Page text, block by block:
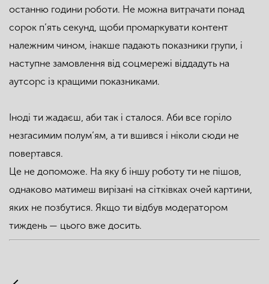
останню години роботи. Не можна витрачати понад
сорок п’ять секунд, щоби промаркувати контент
належним чином, інакше падають показники групи, і
наступне замовлення від соцмережі віддадуть на
аутсорс із кращими показниками.
Іноді ти жадаєш, аби так і сталося. Аби все горіло
незгасимим полум’ям, а ти вшився і ніколи сюди не
повертався.
Це не допоможе. На яку б іншу роботу ти не пішов,
однаково матимеш вирізані на сітківках очей картини,
яких не позбутися. Якщо ти відбув модератором
тиждень — цього вже досить.